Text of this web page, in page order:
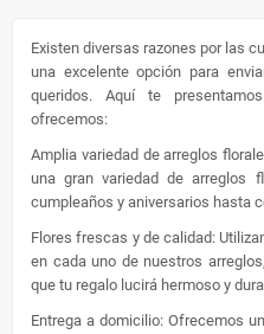
Existen diversas razones por las
una excelente opción para
queridos. Aquí te
ofrecemos:
Amplia variedad de arreglos
una gran variedad de arreglos
cumpleaños y aniversarios hasta
Flores frescas y de calidad:
en cada uno de nuestros
que tu regalo lucirá hermoso y
Entrega a domicilio: Ofrecemos